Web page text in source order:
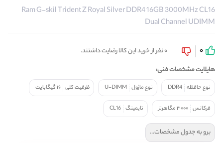
Ram G-skil Trident Z Royal Silver DDR4 16GB 3000MHz CL16
Dual Channel UDIMM
0
0 نفر از خرید این کالا رضایت داشتند.
هایلایت مشخصات فنی:
نوع حافظه DDR4 نوع ماژول U-DIMM ظرفیت کلی ۱۶ گیگابایت
فرکانس ۳۰۰۰ مگاهرتز تایمینگ CL16
برو به جدول مشخصات...